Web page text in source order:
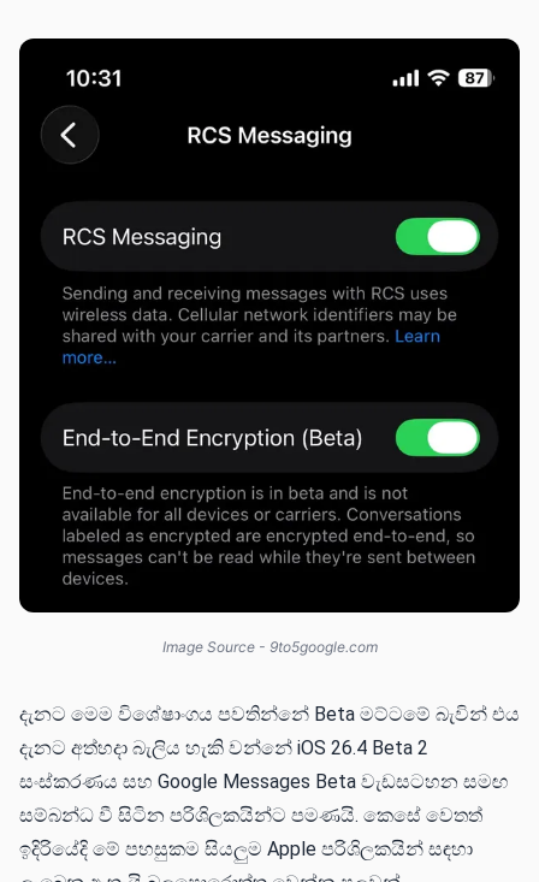
Image Source - 9to5google.com
දැනට මෙම විශේෂාංගය පවතින්නේ Beta මට්ටමේ බැවින් එය
දැනට අත්හදා බැලිය හැකි වන්නේ iOS 26.4 Beta 2
සංස්කරණය සහ Google Messages Beta වැඩසටහන සමඟ
සම්බන්ධ වී සිටින පරිශිලකයින්ට පමණයි. කෙසේ වෙතත්
ඉදිරියේදි මේ පහසුකම සියලුම Apple පරිශිලකයින් සඳහා